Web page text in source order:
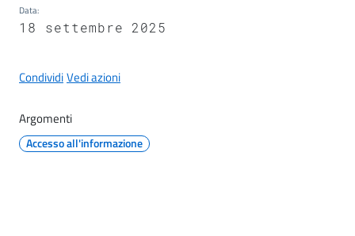
A
p
u
n
Data:
18 settembre 2025
CondividiVedi azioni
Argomenti
Accesso all'informazione